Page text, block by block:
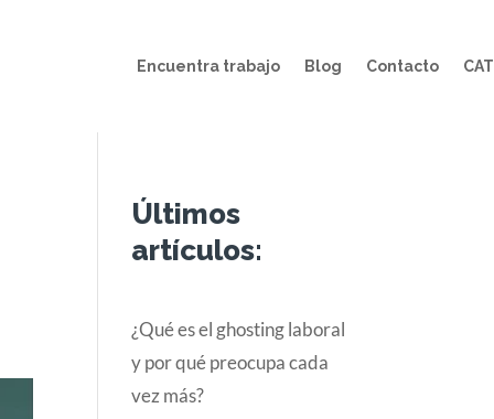
Encuentra trabajo Blog Contacto CAT
Últimos
artículos:
¿Qué es el ghosting laboral
y por qué preocupa cada
vez más?